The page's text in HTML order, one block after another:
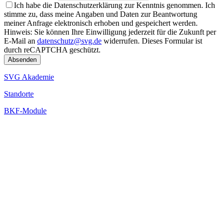
Ich habe die Datenschutzerklärung zur Kenntnis genommen. Ich
stimme zu, dass meine Angaben und Daten zur Beantwortung
meiner Anfrage elektronisch erhoben und gespeichert werden.
Hinweis: Sie können Ihre Einwilligung jederzeit für die Zukunft per
E-Mail an datenschutz@svg.de widerrufen. Dieses Formular ist
durch reCAPTCHA geschützt.
SVG Akademie
Standorte
BKF-Module